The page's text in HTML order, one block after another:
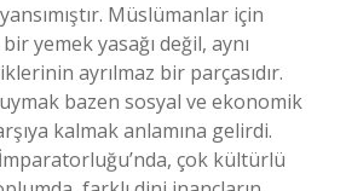
Müslümanlar için
yemek yasağı değil, aynı
ayrılmaz bir parçasıdır.
bazen sosyal ve ekonomik
kalmak anlamına gelirdi.
çok kültürlü